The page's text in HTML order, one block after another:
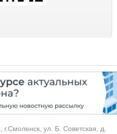
г.Смоленск, ул. Б. Советская, д.